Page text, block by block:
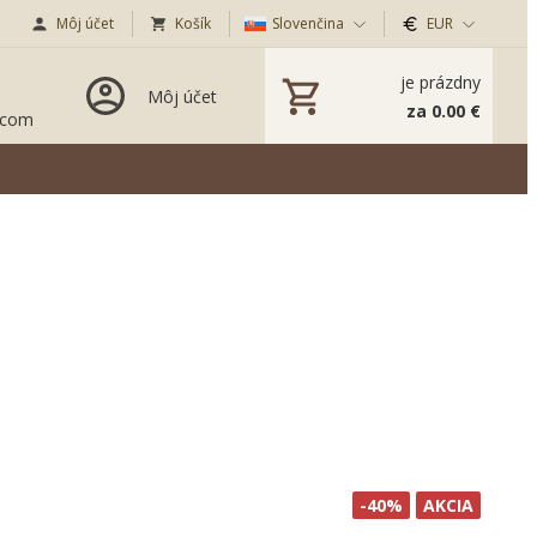
Môj účet Košík Slovenčina EUR
Môj účet
je prázdny
za 0.00 €
AKCIA
-40%